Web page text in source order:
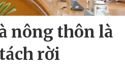
nông thôn là
rời